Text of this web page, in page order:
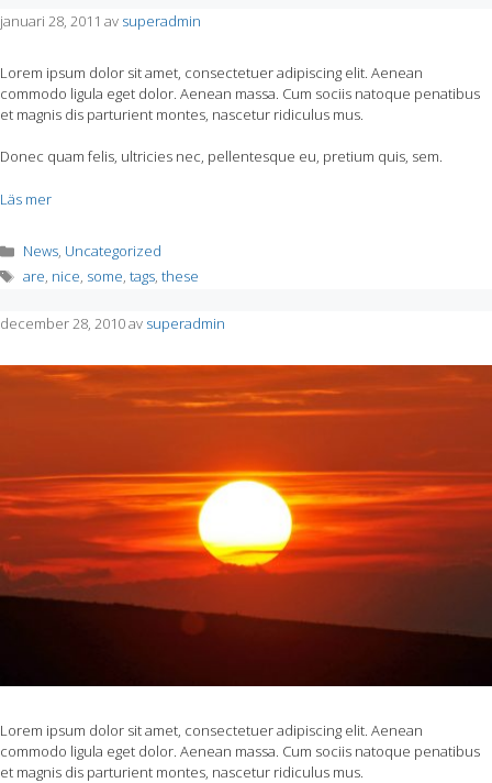
januari 28, 2011 av superadmin
Lorem ipsum dolor sit amet, consectetuer adipiscing elit. Aenean
commodo ligula eget dolor. Aenean massa. Cum sociis natoque penatibus
et magnis dis parturient montes, nascetur ridiculus mus.
Donec quam felis, ultricies nec, pellentesque eu, pretium quis, sem.
Läs mer
Kategorier
News, Uncategorized
Etiketter
are, nice, some, tags, these
december 28, 2010av superadmin
Lorem ipsum dolor sit amet, consectetuer adipiscing elit. Aenean
commodo ligula eget dolor. Aenean massa. Cum sociis natoque penatibus
et magnis dis parturient montes, nascetur ridiculus mus.